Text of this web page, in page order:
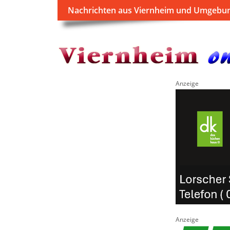
Nachrichten aus Viernheim und
Anzeige
Anzeige